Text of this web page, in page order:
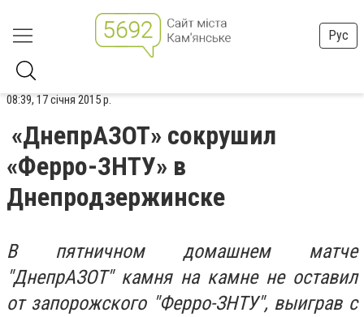
Рус
08:39, 17 січня 2015 р.
«ДнепрАЗОТ» сокрушил
«Ферро-ЗНТУ» в
Днепродзержинске
В пятничном домашнем матче
"ДнепрАЗОТ" камня на камне не оставил
от запорожского "Ферро-ЗНТУ", выиграв с